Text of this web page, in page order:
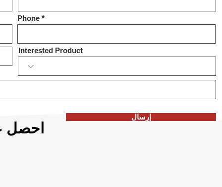
Phone
Interested Product
احصل
إرسال